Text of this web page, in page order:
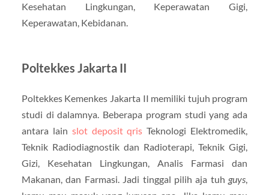
Kesehatan Lingkungan, Keperawatan Gigi,
Keperawatan, Kebidanan.
Poltekkes Jakarta II
Poltekkes Kemenkes Jakarta II memiliki tujuh program
studi di dalamnya. Beberapa program studi yang ada
antara lain slot deposit qris Teknologi Elektromedik,
Teknik Radiodiagnostik dan Radioterapi, Teknik Gigi,
Gizi, Kesehatan Lingkungan, Analis Farmasi dan
Makanan, dan Farmasi. Jadi tinggal pilih aja tuh guys,